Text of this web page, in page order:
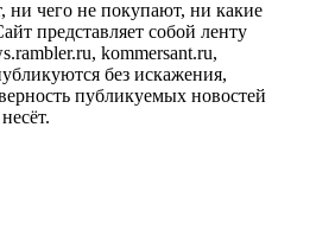
ни чего не покупают, ни какие
представляет собой ленту
kommersant.ru,
без искажения,
публикуемых новостей